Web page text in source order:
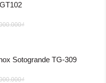
Sotogrande TG-309